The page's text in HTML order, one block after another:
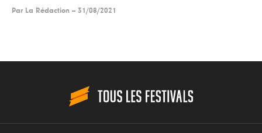
Par La Rédaction -- 31/08/2021